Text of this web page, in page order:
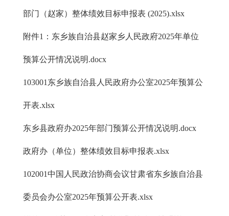
部门（赵家）整体绩效目标申报表 (2025).xlsx
附件1：东乡族自治县赵家乡人民政府2025年单位
预算公开情况说明.docx
103001东乡族自治县人民政府办公室2025年预算公
开表.xlsx
东乡县政府办2025年部门预算公开情况说明.docx
政府办（单位）整体绩效目标申报表.xlsx
102001中国人民政治协商会议甘肃省东乡族自治县
委员会办公室2025年预算公开表.xlsx